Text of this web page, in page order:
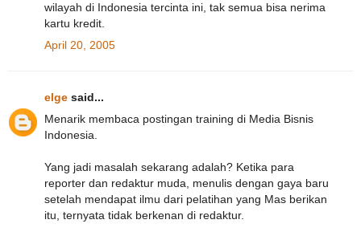
wilayah di Indonesia tercinta ini, tak semua bisa nerima
kartu kredit.
April 20, 2005
elge said...
Menarik membaca postingan training di Media Bisnis
Indonesia.
Yang jadi masalah sekarang adalah? Ketika para
reporter dan redaktur muda, menulis dengan gaya baru
setelah mendapat ilmu dari pelatihan yang Mas berikan
itu, ternyata tidak berkenan di redaktur.